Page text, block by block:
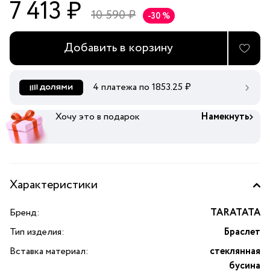
7 413 ₽ 10 590 ₽ -30 %
Добавить в корзину
4 платежа по 1853.25 ₽
Хочу это в подарок Намекнуть
Характеристики
Бренд:
TARATATA
Тип изделия:
Браслет
Вставка материал:
стеклянная
бусина